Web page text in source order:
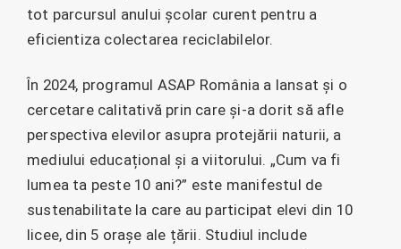
tot parcursul anului școlar curent pentru a
eficientiza colectarea reciclabilelor.
În 2024, programul ASAP România a lansat și o
cercetare calitativă prin care și-a dorit să afle
perspectiva elevilor asupra protejării naturii, a
mediului educațional și a viitorului. „Cum va fi
lumea ta peste 10 ani?” este manifestul de
sustenabilitate la care au participat elevi din 10
licee, din 5 orașe ale țării. Studiul include